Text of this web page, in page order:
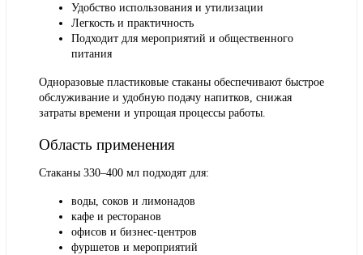
Удобство использования и утилизации
Легкость и практичность
Подходит для мероприятий и общественного
питания
Одноразовые пластиковые стаканы обеспечивают быстрое
обслуживание и удобную подачу напитков, снижая
затраты времени и упрощая процессы работы.
Область применения
Стаканы 330–400 мл подходят для:
воды, соков и лимонадов
кафе и ресторанов
офисов и бизнес-центров
фуршетов и мероприятий